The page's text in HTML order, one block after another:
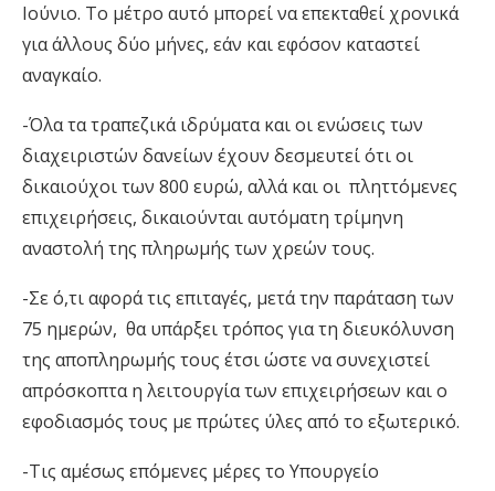
Ιούνιο. Το μέτρο αυτό μπορεί να επεκταθεί χρονικά
για άλλους δύο μήνες, εάν και εφόσον καταστεί
αναγκαίο.
-Όλα τα τραπεζικά ιδρύματα και οι ενώσεις των
διαχειριστών δανείων έχουν δεσμευτεί ότι οι
δικαιούχοι των 800 ευρώ, αλλά και οι πληττόμενες
επιχειρήσεις, δικαιούνται αυτόματη τρίμηνη
αναστολή της πληρωμής των χρεών τους.
-Σε ό,τι αφορά τις επιταγές, μετά την παράταση των
75 ημερών, θα υπάρξει τρόπος για τη διευκόλυνση
της αποπληρωμής τους έτσι ώστε να συνεχιστεί
απρόσκοπτα η λειτουργία των επιχειρήσεων και ο
εφοδιασμός τους με πρώτες ύλες από το εξωτερικό.
-Τις αμέσως επόμενες μέρες το Υπουργείο